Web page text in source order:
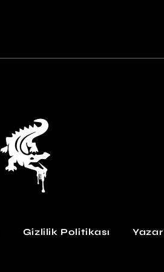
Gizlilik Politikası